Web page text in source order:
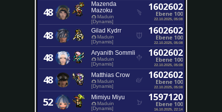
48
Mazenda
Mazoku
Maduin
[Dynamis]
1602602
Ebene 100
22.10.2025, 05:08
48 Gilad Kydrr
Maduin
[Dynamis]
1602602
Ebene 100
22.10.2025, 05:08
48 Aryanith Sommli
Maduin
[Dynamis]
1602602
Ebene 100
22.10.2025, 05:08
48 Matthias Crow
Maduin
[Dynamis]
1602602
Ebene 100
22.10.2025, 05:08
52 Mimiyu Miyu
Maduin
[Dynamis]
1597120
Ebene 100
16.10.2025, 22:14